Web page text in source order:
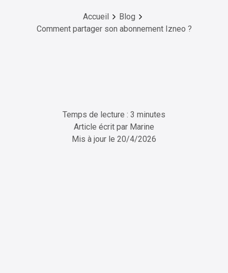
Accueil
Blog
Comment partager son abonnement Izneo ?
Temps de lecture : 3 minutes
Article écrit par Marine
Mis à jour le 20/4/2026